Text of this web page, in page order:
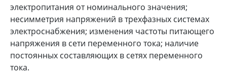
электропитания от номинального значения;
несимметрия напряжений в трехфазных системах
электроснабжения; изменения частоты питающего
напряжения в сети переменного тока; наличие
постоянных составляющих в сетях переменного
тока.